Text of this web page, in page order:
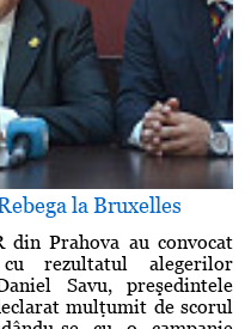
la Bruxelles
din Prahova au convocat
rezultatul alegerilor
Savu, preşedintele
mulţumit de scorul